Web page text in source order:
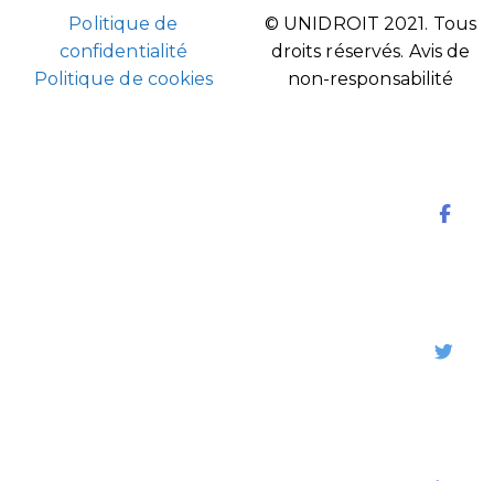
Politique de
confidentialité
Politique de cookies
© UNIDROIT 2021. Tous
droits réservés. Avis de
non-responsabilité